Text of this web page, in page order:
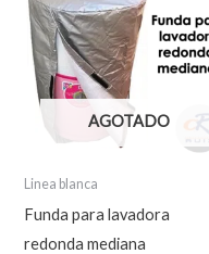
AGOTADO
Linea blanca
Funda para lavadora
redonda mediana